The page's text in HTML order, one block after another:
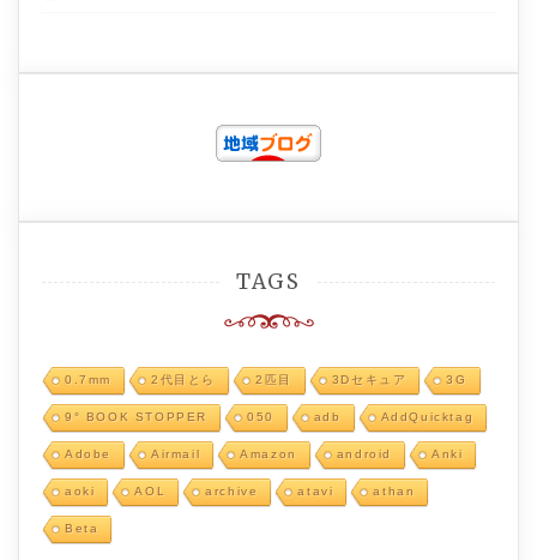
TAGS
0.7mm 2代目とら 2匹目 3Dセキュア 3G
9° BOOK STOPPER 050 adb AddQuicktag
Adobe Airmail Amazon android Anki
aoki AOL archive atavi athan
Beta